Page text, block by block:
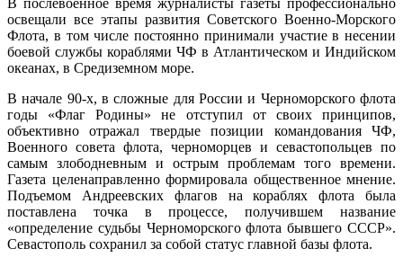
В послевоенное время журналисты газеты профессионально
освещали все этапы развития Советского Военно-Морского
Флота, в том числе постоянно принимали участие в несении
боевой службы кораблями ЧФ в Атлантическом и Индийском
океанах, в Средиземном море.
В начале 90-х, в сложные для России и Черноморского флота
годы «Флаг Родины» не отступил от своих принципов,
объективно отражал твердые позиции командования ЧФ,
Военного совета флота, черноморцев и севастопольцев по
самым злободневным и острым проблемам того времени.
Газета целенаправленно формировала общественное мнение.
Подъемом Андреевских флагов на кораблях флота была
поставлена точка в процессе, получившем название
«определение судьбы Черноморского флота бывшего СССР».
Севастополь сохранил за собой статус главной базы флота.